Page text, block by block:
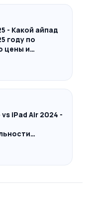
- Какой айпад
году по
цены и
и
& 2023 vs iPad
iPad Air 2024 -
цветов и